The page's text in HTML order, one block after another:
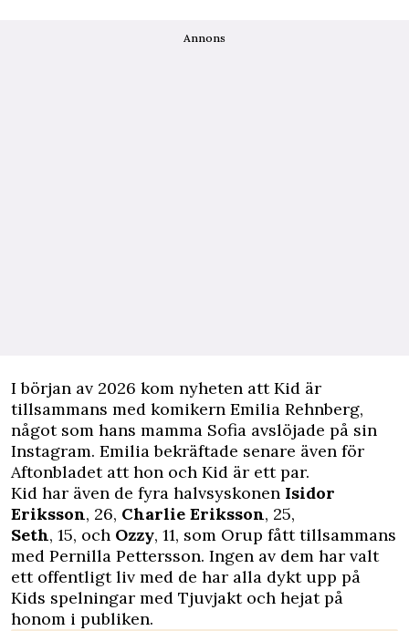
Annons
I början av 2026 kom nyheten att Kid är
tillsammans med komikern Emilia Rehnberg,
något som hans mamma Sofia avslöjade på sin
Instagram. Emilia bekräftade senare även för
Aftonbladetatt hon och Kid är ett par.
Kid har även de fyra halvsyskonen Isidor
Eriksson, 26, Charlie Eriksson, 25,
Seth, 15, och Ozzy, 11, som Orup fått tillsammans
med Pernilla Pettersson. Ingen av dem har valt
ett offentligt liv med de har alla dykt upp på
Kids spelningar med Tjuvjakt och hejat på
honom i publiken.